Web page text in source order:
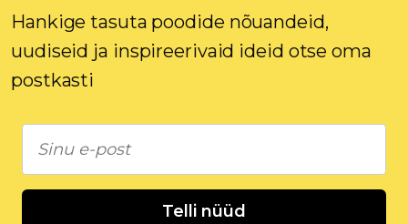
Hankige tasuta poodide nõuandeid,
uudiseid ja inspireerivaid ideid otse oma
postkasti
Telli nüüd